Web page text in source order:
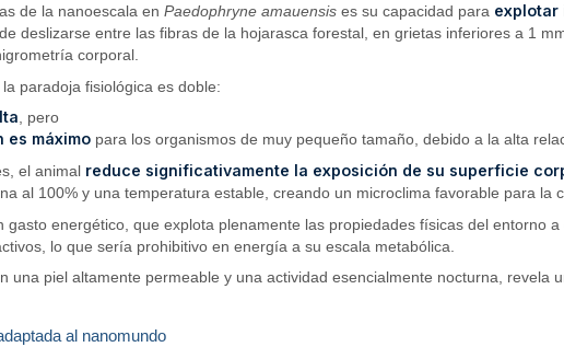
de la nanoescala enPaedophryne amauensis es su capacidad para explotar
deslizarse entre las fibras de la hojarasca forestal, en grietas inferiores a 1
corporal.
paradoja fisiológica es doble:
, pero
es máximo para los organismos de muy pequeño tamaño, debido a la alta
el animal reduce significativamente la exposición de su superficie
al 100% y una temperatura estable, creando un microclima favorable para la
gasto energético, que explota plenamente las propiedades físicas del entorno
lo que sería prohibitivo en energía a su escala metabólica.
una piel altamente permeable y una actividad esencialmente nocturna, revela
al nanomundo